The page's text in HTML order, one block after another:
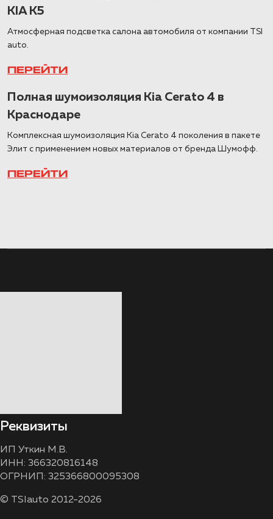
KIA K5
Атмосферная подсветка салона автомобиля от компании TSI
auto.
ПЕРЕЙТИ
Полная шумоизоляция Kia Cerato 4 в
Краснодаре
Комплексная шумоизоляция Kia Cerato 4 поколения в пакете
Элит с применением новых материалов от бренда Шумофф.
ПЕРЕЙТИ
Реквизиты
ИП Уткин М.В.
ИНН: 366320816148
ОГРНИП: 325366800095308
© TSIauto 2012-2026